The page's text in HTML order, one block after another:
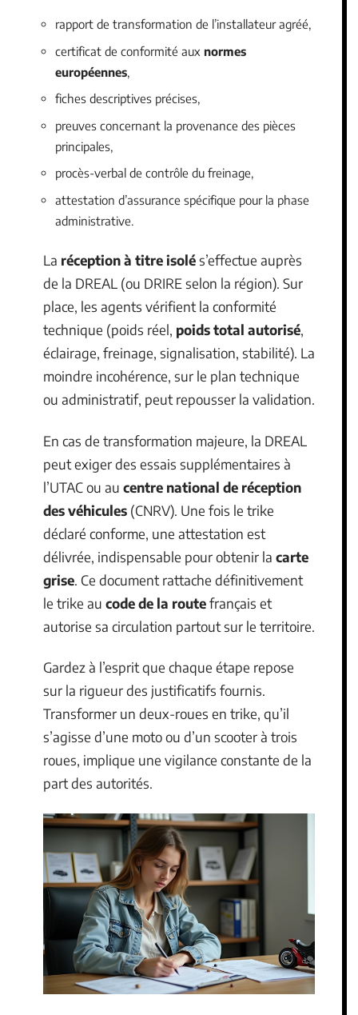
rapport de transformation de l’installateur agréé,
certificat de conformité aux normes
européennes,
fiches descriptives précises,
preuves concernant la provenance des pièces
principales,
procès-verbal de contrôle du freinage,
attestation d’assurance spécifique pour la phase
administrative.
La réception à titre isolés’effectue auprès
de la DREAL (ou DRIRE selon la région). Sur
place, les agents vérifient la conformité
technique (poids réel, poids total autorisé,
éclairage, freinage, signalisation, stabilité). La
moindre incohérence, sur le plan technique
ou administratif, peut repousser la validation.
En cas de transformation majeure, la DREAL
peut exiger des essais supplémentaires à
l’UTAC ou au centre national de réception
des véhicules (CNRV). Une fois le trike
déclaré conforme, une attestation est
délivrée, indispensable pour obtenir la carte
grise. Ce document rattache définitivement
le trike au code de la routefrançais et
autorise sa circulation partout sur le territoire.
Gardez à l’esprit que chaque étape repose
sur la rigueur des justificatifs fournis.
Transformer un deux-roues en trike, qu’il
s’agisse d’une moto ou d’un scooter à trois
roues, implique une vigilance constante de la
part des autorités.